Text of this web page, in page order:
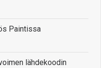
Paintissa
lähdekoodin